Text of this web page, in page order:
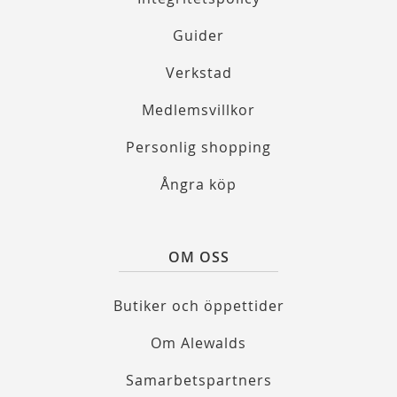
Guider
Verkstad
Medlemsvillkor
Personlig shopping
Ångra köp
OM OSS
Butiker och öppettider
Om Alewalds
Samarbetspartners